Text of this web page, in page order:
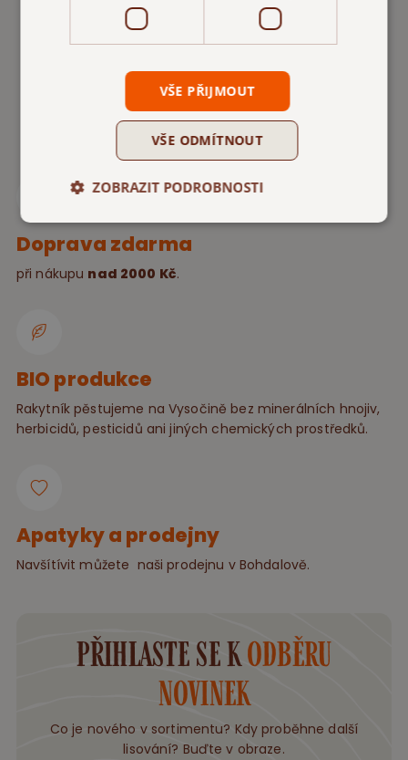
Doprava zdarma
při nákupu nad 2000 Kč.
BIO produkce
Rakytník pěstujeme na Vysočině bez minerálních hnojiv,
herbicidů, pesticidů ani jiných chemických prostředků.
Apatyky a prodejny
Navšítívit můžete naši prodejnu v Bohdalově.
přihlaste se kodběru
novinek
Co je nového v sortimentu? Kdy proběhne další
lisování? Buďte v obraze.
VŠE PŘIJMOUT
VŠE ODMÍTNOUT
ZOBRAZIT PODROBNOSTI